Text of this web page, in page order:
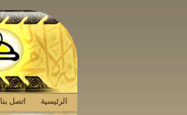
الرئيسية اتصل بنا